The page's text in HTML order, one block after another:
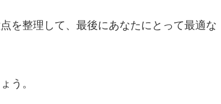
を整理して、最後にあなたにとって最適な
う。